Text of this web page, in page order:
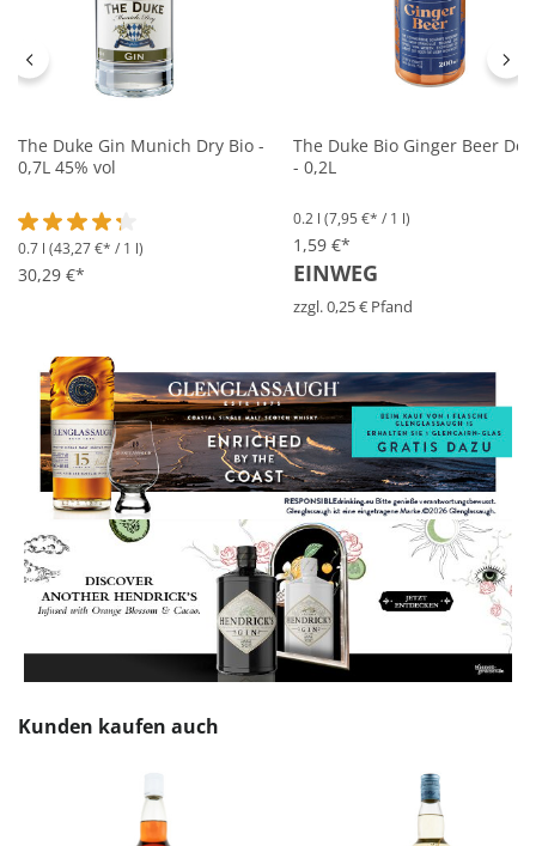
The Duke Gin Munich Dry Bio -
0,7L 45% vol
Durchschnittliche Bewertung von 4.2 von 5 Sternen
0.7 l (43,27 €* / 1 l)
30,29 €*
The Duke Bio Ginger Beer
- 0,2L
0.2 l (7,95 €* / 1 l)
1,59 €*
EINWEG
zzgl. 0,25 € Pfand
Produktgalerie überspringen
Kunden kaufen auch